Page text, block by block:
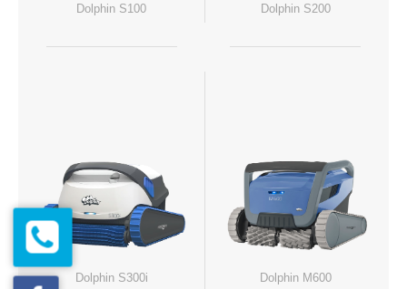
Dolphin S100 Dolphin S200
Dolphin S300i Dolphin M600